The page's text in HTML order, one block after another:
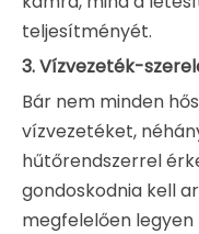
teljesítményét.
3.Vízvezeték-
Bár nem minden
vízvezetéket,
hűtőrendszerrel
gondoskodnia kell
megfelelően